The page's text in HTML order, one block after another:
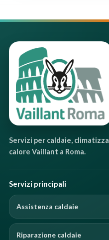
Servizi per caldaie,
calore Vaillant a Roma.
Servizi principali
Assistenza caldaie
Riparazione caldaie